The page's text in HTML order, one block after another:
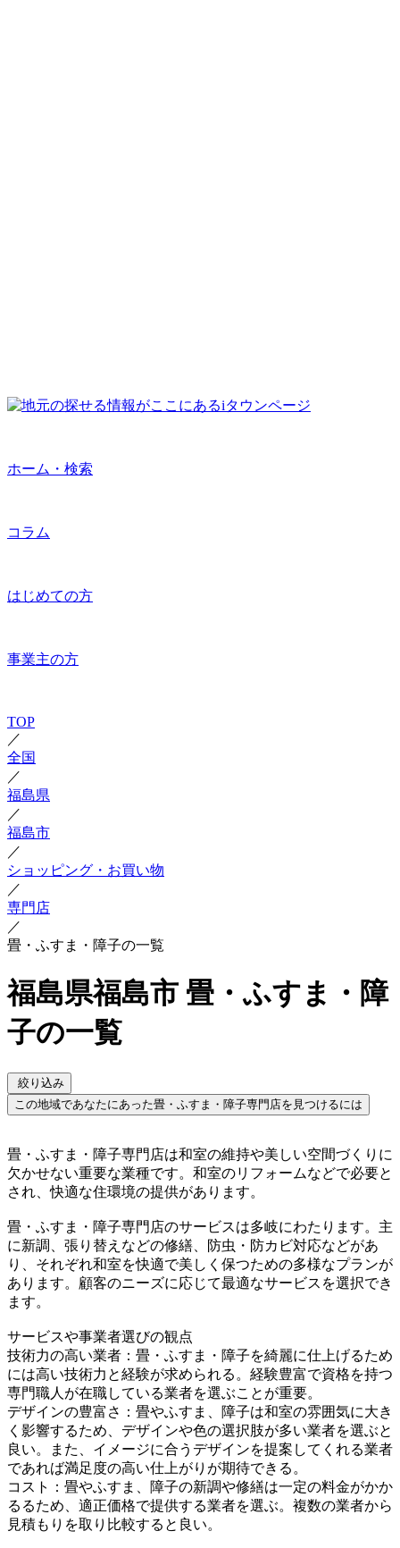
ホーム・検索
コラム
はじめての方
事業主の方
TOP
／
全国
／
福島県
／
福島市
／
ショッピング・お買い物
／
専門店
／
畳・ふすま・障子の一覧
福島県福島市 畳・ふすま・障
子の一覧
絞り込み
この地域であなたにあった畳・ふすま・障子専門店を見つけるには
畳・ふすま・障子専門店は和室の維持や美しい空間づくりに
欠かせない重要な業種です。和室のリフォームなどで必要と
され、快適な住環境の提供があります。
畳・ふすま・障子専門店のサービスは多岐にわたります。主
に新調、張り替えなどの修繕、防虫・防カビ対応などがあ
り、それぞれ和室を快適で美しく保つための多様なプランが
あります。顧客のニーズに応じて最適なサービスを選択でき
ます。
サービスや事業者選びの観点
技術力の高い業者：畳・ふすま・障子を綺麗に仕上げるため
には高い技術力と経験が求められる。経験豊富で資格を持つ
専門職人が在職している業者を選ぶことが重要。
デザインの豊富さ：畳やふすま、障子は和室の雰囲気に大き
く影響するため、デザインや色の選択肢が多い業者を選ぶと
良い。また、イメージに合うデザインを提案してくれる業者
であれば満足度の高い仕上がりが期待できる。
コスト：畳やふすま、障子の新調や修繕は一定の料金がかか
るるため、適正価格で提供する業者を選ぶ。複数の業者から
見積もりを取り比較すると良い。